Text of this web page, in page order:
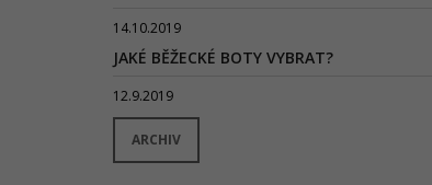
14.10.2019
JAKÉ BĚŽECKÉ BOTY VYBRAT?
12.9.2019
ARCHIV